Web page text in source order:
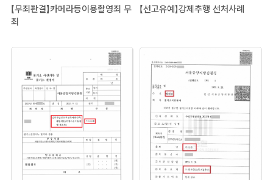
【무죄판결】카메라등이용촬영죄 무
죄
【선고유예】강제추행 선처사례